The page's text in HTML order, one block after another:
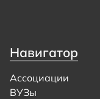
Навигатор
Ассоциации
ВУЗы